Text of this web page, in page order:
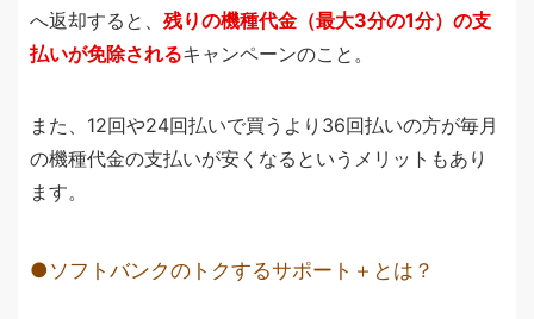
へ返却すると、 残りの機種代金（最大3分の1分）の支
払いが免除されるキャンペーンのこと。
また、12回や24回払いで買うより36回払いの方が毎月
の機種代金の支払いが安くなるというメリットもあり
ます。
ソフトバンクのトクするサポート＋とは？